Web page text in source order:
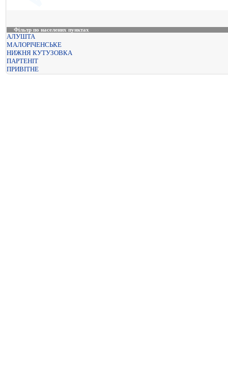
Фільтр по населених пунктах
АЛУШТА
МАЛОРІЧЕНСЬКЕ
НИЖНЯ КУТУЗОВКА
ПАРТЕНІТ
ПРИВІТНЕ